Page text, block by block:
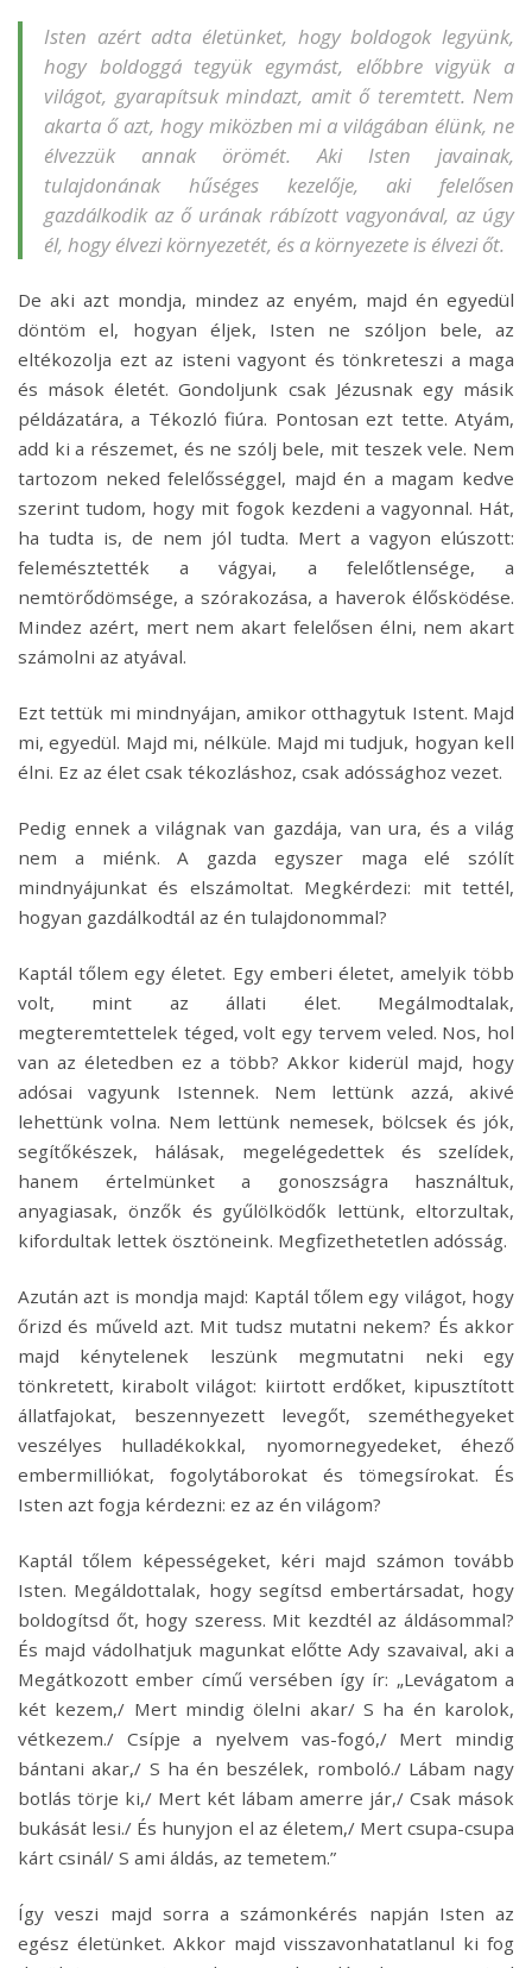
Isten azért adta életünket, hogy boldogok legyünk,
hogy boldoggá tegyük egymást, előbbre vigyük a
világot, gyarapítsuk mindazt, amit ő teremtett. Nem
akarta ő azt, hogy miközben mi a világában élünk, ne
élvezzük annak örömét. Aki Isten javainak,
tulajdonának hűséges kezelője, aki felelősen
gazdálkodik az ő urának rábízott vagyonával, az úgy
él, hogy élvezi környezetét, és a környezete is élvezi őt.
De aki azt mondja, mindez az enyém, majd én egyedül
döntöm el, hogyan éljek, Isten ne szóljon bele, az
eltékozolja ezt az isteni vagyont és tönkreteszi a maga
és mások életét. Gondoljunk csak Jézusnak egy másik
példázatára, a Tékozló fiúra. Pontosan ezt tette. Atyám,
add ki a részemet, és ne szólj bele, mit teszek vele. Nem
tartozom neked felelősséggel, majd én a magam kedve
szerint tudom, hogy mit fogok kezdeni a vagyonnal. Hát,
ha tudta is, de nem jól tudta. Mert a vagyon elúszott:
felemésztették a vágyai, a felelőtlensége, a
nemtörődömsége, a szórakozása, a haverok élősködése.
Mindez azért, mert nem akart felelősen élni, nem akart
számolni az atyával.
Ezt tettük mi mindnyájan, amikor otthagytuk Istent. Majd
mi, egyedül. Majd mi, nélküle. Majd mi tudjuk, hogyan kell
élni. Ez az élet csak tékozláshoz, csak adóssághoz vezet.
Pedig ennek a világnak van gazdája, van ura, és a világ
nem a miénk. A gazda egyszer maga elé szólít
mindnyájunkat és elszámoltat. Megkérdezi: mit tettél,
hogyan gazdálkodtál az én tulajdonommal?
Kaptál tőlem egy életet. Egy emberi életet, amelyik több
volt, mint az állati élet. Megálmodtalak,
megteremtettelek téged, volt egy tervem veled. Nos, hol
van az életedben ez a több? Akkor kiderül majd, hogy
adósai vagyunk Istennek. Nem lettünk azzá, akivé
lehettünk volna. Nem lettünk nemesek, bölcsek és jók,
segítőkészek, hálásak, megelégedettek és szelídek,
hanem értelmünket a gonoszságra használtuk,
anyagiasak, önzők és gyűlölködők lettünk, eltorzultak,
kifordultak lettek ösztöneink. Megfizethetetlen adósság.
Azután azt is mondja majd: Kaptál tőlem egy világot, hogy
őrizd és műveld azt. Mit tudsz mutatni nekem? És akkor
majd kénytelenek leszünk megmutatni neki egy
tönkretett, kirabolt világot: kiirtott erdőket, kipusztított
állatfajokat, beszennyezett levegőt, szeméthegyeket
veszélyes hulladékokkal, nyomornegyedeket, éhező
embermilliókat, fogolytáborokat és tömegsírokat. És
Isten azt fogja kérdezni: ez az én világom?
Kaptál tőlem képességeket, kéri majd számon tovább
Isten. Megáldottalak, hogy segítsd embertársadat, hogy
boldogítsd őt, hogy szeress. Mit kezdtél az áldásommal?
És majd vádolhatjuk magunkat előtte Ady szavaival, aki a
Megátkozott ember című versében így ír: „Levágatom a
két kezem,/ Mert mindig ölelni akar/ S ha én karolok,
vétkezem./ Csípje a nyelvem vas-fogó,/ Mert mindig
bántani akar,/ S ha én beszélek, romboló./ Lábam nagy
botlás törje ki,/ Mert két lábam amerre jár,/ Csak mások
bukását lesi./ És hunyjon el az életem,/ Mert csupa-csupa
kárt csinál/ S ami áldás, az temetem.”
Így veszi majd sorra a számonkérés napján Isten az
egész életünket. Akkor majd visszavonhatatlanul ki fog